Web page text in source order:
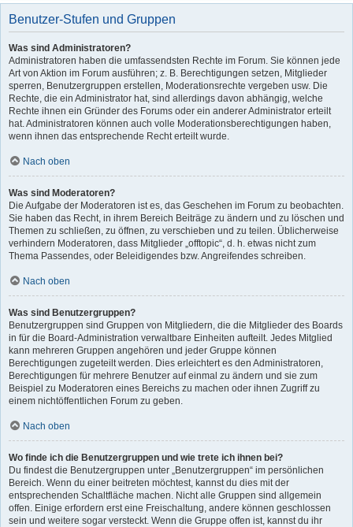
Benutzer-Stufen und Gruppen
Was sind Administratoren?
Administratoren haben die umfassendsten Rechte im Forum. Sie können jede
Art von Aktion im Forum ausführen; z. B. Berechtigungen setzen, Mitglieder
sperren, Benutzergruppen erstellen, Moderationsrechte vergeben usw. Die
Rechte, die ein Administrator hat, sind allerdings davon abhängig, welche
Rechte ihnen ein Gründer des Forums oder ein anderer Administrator erteilt
hat. Administratoren können auch volle Moderationsberechtigungen haben,
wenn ihnen das entsprechende Recht erteilt wurde.
Nach oben
Was sind Moderatoren?
Die Aufgabe der Moderatoren ist es, das Geschehen im Forum zu beobachten.
Sie haben das Recht, in ihrem Bereich Beiträge zu ändern und zu löschen und
Themen zu schließen, zu öffnen, zu verschieben und zu teilen. Üblicherweise
verhindern Moderatoren, dass Mitglieder „offtopic“, d. h. etwas nicht zum
Thema Passendes, oder Beleidigendes bzw. Angreifendes schreiben.
Nach oben
Was sind Benutzergruppen?
Benutzergruppen sind Gruppen von Mitgliedern, die die Mitglieder des Boards
in für die Board-Administration verwaltbare Einheiten aufteilt. Jedes Mitglied
kann mehreren Gruppen angehören und jeder Gruppe können
Berechtigungen zugeteilt werden. Dies erleichtert es den Administratoren,
Berechtigungen für mehrere Benutzer auf einmal zu ändern und sie zum
Beispiel zu Moderatoren eines Bereichs zu machen oder ihnen Zugriff zu
einem nichtöffentlichen Forum zu geben.
Nach oben
Wo finde ich die Benutzergruppen und wie trete ich ihnen bei?
Du findest die Benutzergruppen unter „Benutzergruppen“ im persönlichen
Bereich. Wenn du einer beitreten möchtest, kannst du dies mit der
entsprechenden Schaltfläche machen. Nicht alle Gruppen sind allgemein
offen. Einige erfordern erst eine Freischaltung, andere können geschlossen
sein und weitere sogar versteckt. Wenn die Gruppe offen ist, kannst du ihr